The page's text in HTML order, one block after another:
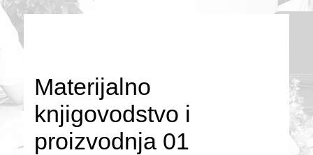
Materijalno
knjigovodstvo i
proizvodnja 01